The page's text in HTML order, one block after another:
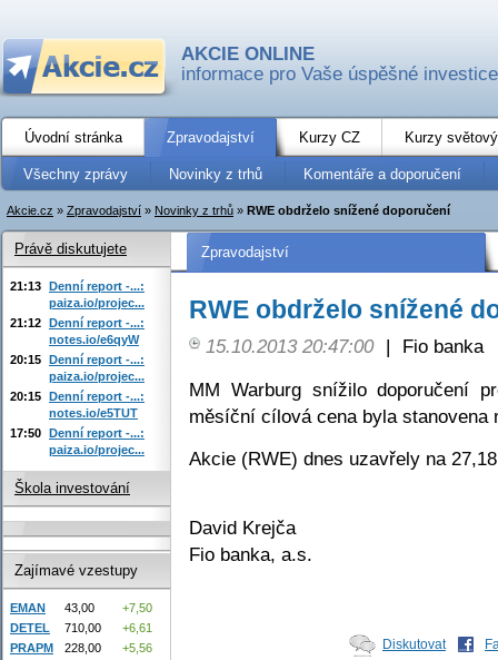
AKCIE ONLINE
informace pro Vaše úspěšné investice
Úvodní stránka Zpravodajství Kurzy CZ Kurzy
Všechny zprávy Novinky z trhů Komentáře a doporučení
Akcie.cz » Zpravodajství » Novinky z trhů » RWE obdrželo snížené doporučení
Zpravodajství
RWE obdrželo snížené
15.10.2013 20:47:00 |
Fio banka
MM Warburg snížilo doporučení
měsíční cílová cena byla stanovena
Akcie (RWE) dnes uzavřely na
David Krejča
Fio banka, a.s.
Diskutovat
Právě diskutujete
21:13 Denní report -...:
paiza.io/projec...
21:12 Denní report -...:
notes.io/e6qyW
20:15 Denní report -...:
paiza.io/projec...
20:15 Denní report -...:
notes.io/e5TUT
17:50 Denní report -...:
paiza.io/projec...
Škola investování
Zajímavé vzestupy
EMAN 43,00
+7,50
DETEL
710,00
+6,61
PRAPM
228,00
+5,56